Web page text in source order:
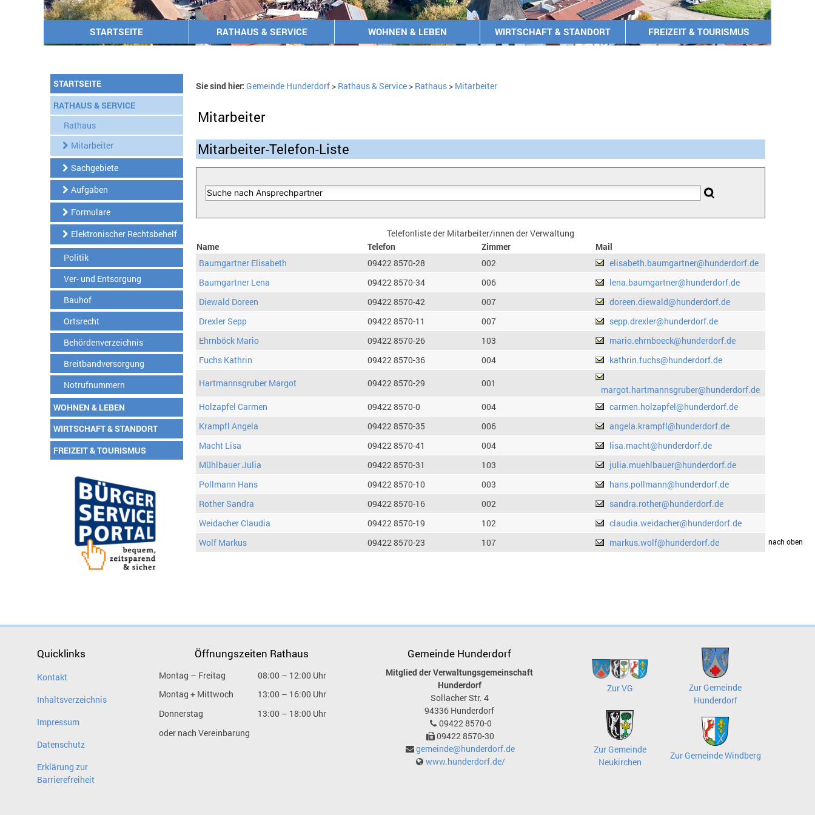
STARTSEITE RATHAUS & SERVICE WOHNEN & LEBEN WIRTSCHAFT & STANDORT FREIZEIT & TOURISMUS
STARTSEITE
RATHAUS & SERVICE
Rathaus
Mitarbeiter
Sachgebiete
Aufgaben
Formulare
Elektronischer Rechtsbehelf
Politik
Ver- und Entsorgung
Bauhof
Ortsrecht
Behördenverzeichnis
Breitbandversorgung
Notrufnummern
WOHNEN & LEBEN
WIRTSCHAFT & STANDORT
FREIZEIT & TOURISMUS
Sie sind hier: Gemeinde Hunderdorf> Rathaus & Service> Rathaus> Mitarbeiter
Mitarbeiter
Mitarbeiter-Telefon-Liste
Telefonliste der Mitarbeiter/innen der Verwaltung
Name
Telefon Zimmer
Mail
Baumgartner Elisabeth
09422 8570-28 002
elisabeth.baumgartner@hunderdorf.de
Baumgartner Lena
09422 8570-34 006
lena.baumgartner@hunderdorf.de
Diewald Doreen
09422 8570-42 007
doreen.diewald@hunderdorf.de
Drexler Sepp
09422 8570-11 007
sepp.drexler@hunderdorf.de
Ehrnböck Mario
09422 8570-26 103
mario.ehrnboeck@hunderdorf.de
Fuchs Kathrin
09422 8570-36 004
kathrin.fuchs@hunderdorf.de
Hartmannsgruber Margot
09422 8570-29 001
margot.hartmannsgruber@hunderdorf.de
Holzapfel Carmen
09422 8570-0 004
carmen.holzapfel@hunderdorf.de
Krampfl Angela
09422 8570-35 006
angela.krampfl@hunderdorf.de
Macht Lisa
09422 8570-41 004
lisa.macht@hunderdorf.de
Mühlbauer Julia
09422 8570-31 103
julia.muehlbauer@hunderdorf.de
Pollmann Hans
09422 8570-10 003
hans.pollmann@hunderdorf.de
Rother Sandra
09422 8570-16 002
sandra.rother@hunderdorf.de
Weidacher Claudia
09422 8570-19 102
claudia.weidacher@hunderdorf.de
Wolf Markus
09422 8570-23 107 markus.wolf@hunderdorf.dedrucken nach oben
Quicklinks
Kontakt
Inhaltsverzeichnis
Impressum
Datenschutz
Erklärung zur
Barrierefreiheit
Öffnungszeiten Rathaus
Montag – Freitag
08:00 – 12:00 Uhr
Montag + Mittwoch
13:00 – 16:00 Uhr
Donnerstag
13:00 – 18:00 Uhr
oder nach Vereinbarung
Gemeinde Hunderdorf
Mitglied der Verwaltungsgemeinschaft
Hunderdorf
Sollacher Str. 4
94336 Hunderdorf
09422 8570-0
09422 8570-30
gemeinde@hunderdorf.de
www.hunderdorf.de/
Zur VG
Zur Gemeinde
Hunderdorf
Zur Gemeinde
Neukirchen
Zur Gemeinde Windberg